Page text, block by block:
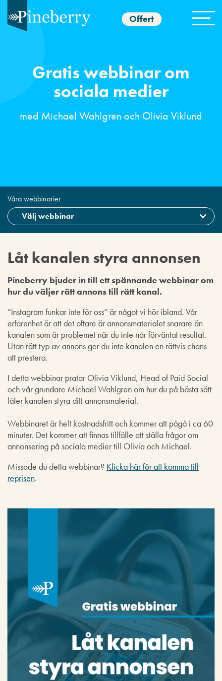
Offert
Gratis webbinar om
sociala medier
med Michael Wahlgren och Olivia Viklund
Våra webbinarier
Låt kanalen styra annonsen
Pineberry bjuder in till ett spännande webbinar om
hur du väljer rätt annons till rätt kanal.
“Instagram funkar inte för oss” är något vi hör ibland. Vår
erfarenhet är att det oftare är annonsmaterialet snarare än
kanalen som är problemet när du inte når förväntat resultat.
Utan rätt typ av annons ger du inte kanalen en rättvis chans
att prestera.
I detta webbinar pratar Olivia Viklund, Head of Paid Social
och vår grundare Michael Wahlgren om hur du på bästa sätt
låter kanalen styra ditt annonsmaterial.
Webbinaret är helt kostnadsfritt och kommer att pågå i ca 60
minuter. Det kommer att finnas tillfälle att ställa frågor om
annonsering på sociala medier till Olivia och Michael.
Missade du detta webbinar? Klicka här för att komma till
reprisen.